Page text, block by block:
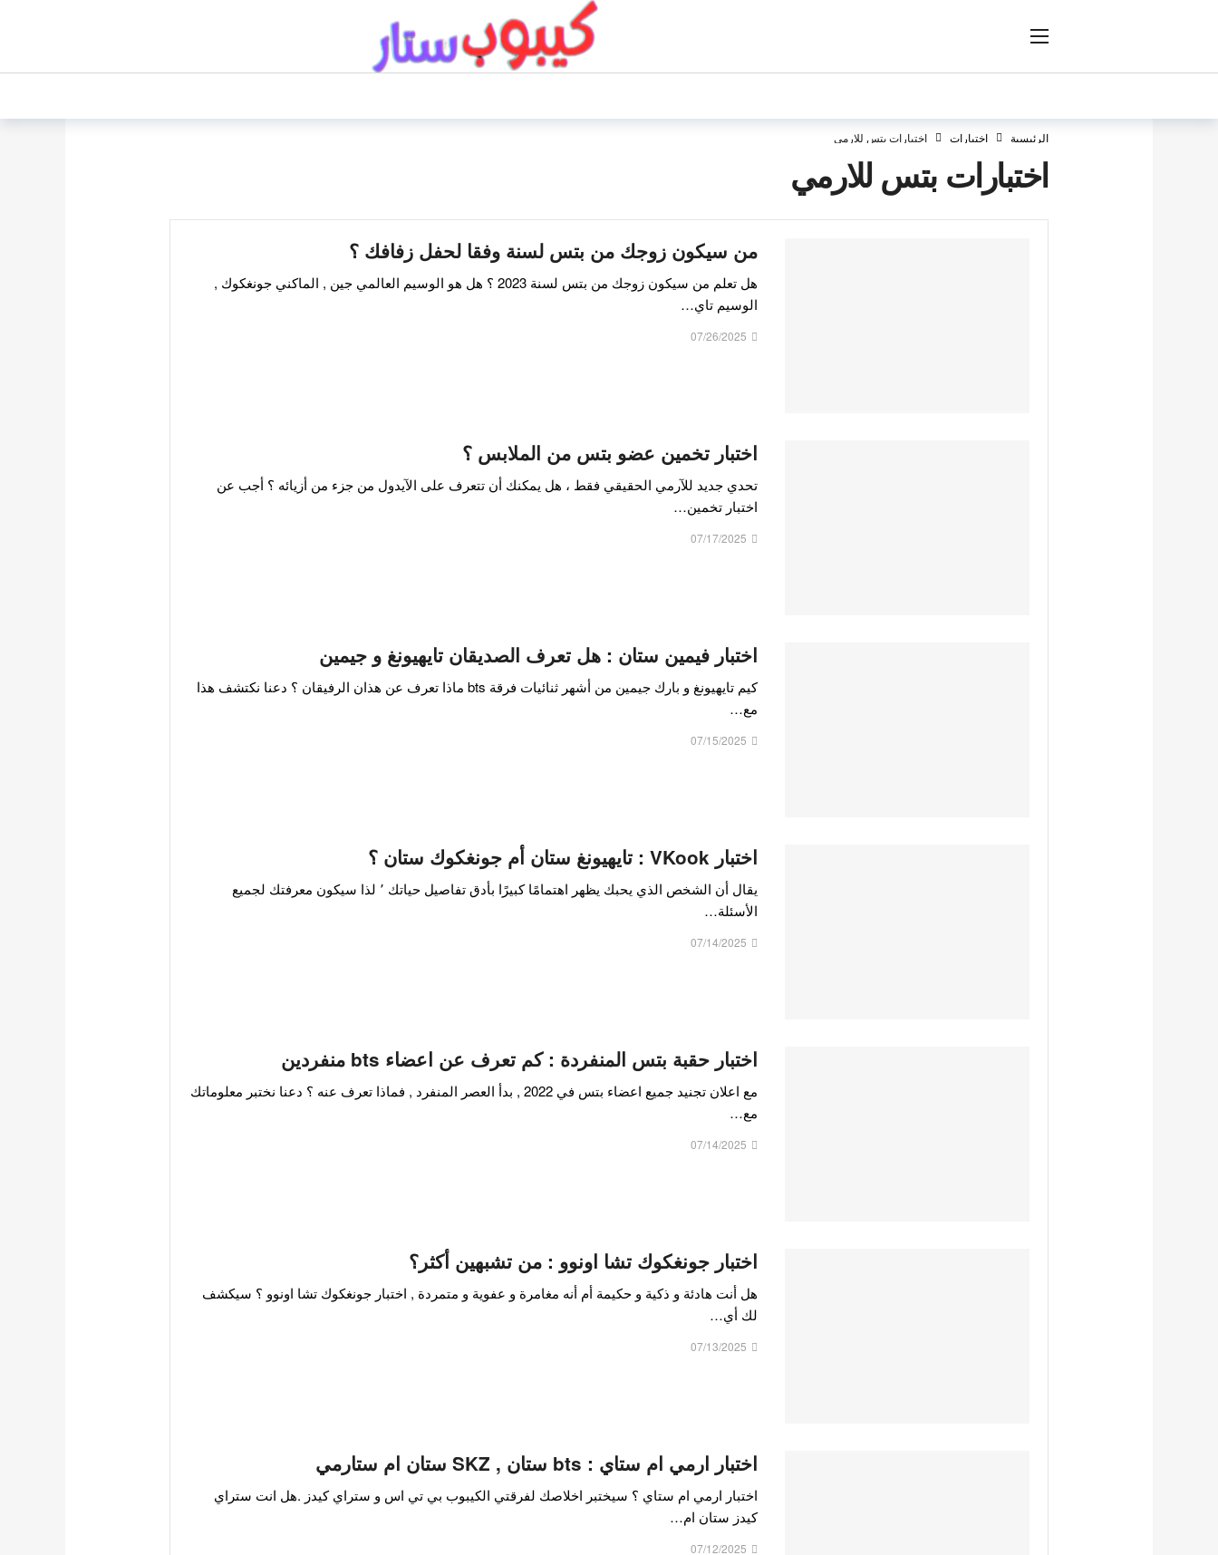
الرئيسية اختبارات اختبارات بتس للارمي
اختبارات بتس للارمي
من سيكون زوجك من بتس لسنة وفقا لحفل زفافك ؟
هل تعلم من سيكون زوجك من بتس لسنة 2023 ؟ هل هو الوسيم العالمي جين , الماكني جونغكوك ,
الوسيم تاي…
07/26/2025
اختبار تخمين عضو بتس من الملابس ؟
تحدي جديد للآرمي الحقيقي فقط ، هل يمكنك أن تتعرف على الآيدول من جزء من أزيائه ؟ أجب عن
اختبار تخمين…
07/17/2025
اختبار فيمين ستان : هل تعرف الصديقان تايهيونغ و جيمين
كيم تايهيونغ و بارك جيمين من أشهر ثنائيات فرقة bts ماذا تعرف عن هذان الرفيقان ؟ دعنا نكتشف هذا
مع…
07/15/2025
اختبار VKook : تايهيونغ ستان أم جونغكوك ستان ؟
يقال أن الشخص الذي يحبك يظهر اهتمامًا كبيرًا بأدق تفاصيل حياتك ٬ لذا سيكون معرفتك لجميع
الأسئلة…
07/14/2025
اختبار حقبة بتس المنفردة : كم تعرف عن اعضاء bts منفردين
مع اعلان تجنيد جميع اعضاء بتس في 2022 , بدأ العصر المنفرد , فماذا تعرف عنه ؟ دعنا نختبر معلوماتك
مع…
07/14/2025
اختبار جونغكوك تشا اونوو : من تشبهين أكثر؟
هل أنت هادئة و ذكية و حكيمة أم أنه مغامرة و عفوية و متمردة , اختبار جونغكوك تشا اونوو ؟ سيكشف
لك أي…
07/13/2025
اختبار ارمي ام ستاي : bts ستان , SKZ ستان ام ستارمي
اختبار ارمي ام ستاي ؟ سيختبر اخلاصك لفرقتي الكيبوب بي تي اس و ستراي كيدز .هل انت ستراي
كيدز ستان ام…
07/12/2025